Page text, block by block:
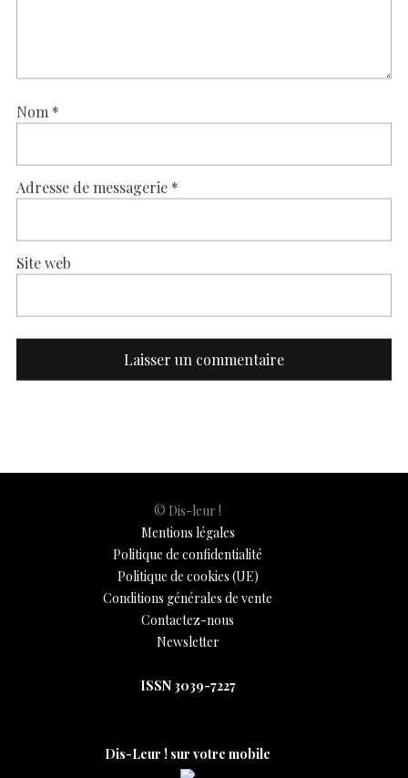
Nom *
Adresse de messagerie *
Site web
© Dis-leur !
Mentions légales
Politique de confidentialité
Politique de cookies (UE)
Conditions générales de vente
Contactez-nous
Newsletter
ISSN 3039-7227
Dis-Leur ! sur votre mobile